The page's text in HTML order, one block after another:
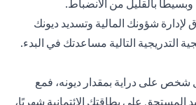
بالقليل من الانضباط.
شؤونك المالية وتسديد ديونك
التدريجية التالية مساعدتك في البدء.
شخص على دراية بمقدار ديونه، فمع
المستحق على بطاقتك الائتمانية شهريًا،